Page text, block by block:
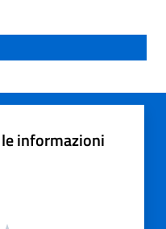
informazioni